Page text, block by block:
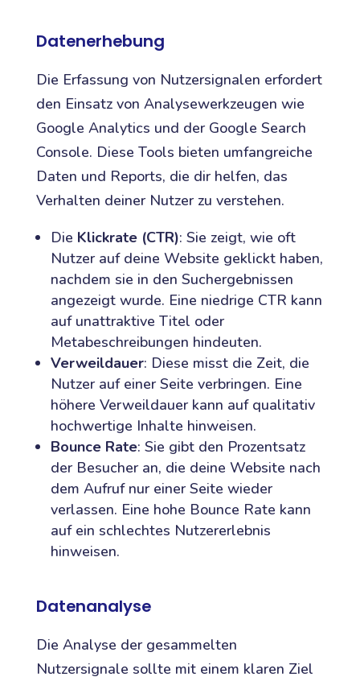
Datenerhebung
Die Erfassung von Nutzersignalen erfordert
den Einsatz von Analysewerkzeugen wie
Google Analytics und der Google Search
Console. Diese Tools bieten umfangreiche
Daten und Reports, die dir helfen, das
Verhalten deiner Nutzer zu verstehen.
Die Klickrate (CTR): Sie zeigt, wie oft
Nutzer auf deine Website geklickt haben,
nachdem sie in den Suchergebnissen
angezeigt wurde. Eine niedrige CTR kann
auf unattraktive Titel oder
Metabeschreibungen hindeuten.
Verweildauer: Diese misst die Zeit, die
Nutzer auf einer Seite verbringen. Eine
höhere Verweildauer kann auf qualitativ
hochwertige Inhalte hinweisen.
Bounce Rate: Sie gibt den Prozentsatz
der Besucher an, die deine Website nach
dem Aufruf nur einer Seite wieder
verlassen. Eine hohe Bounce Rate kann
auf ein schlechtes Nutzererlebnis
hinweisen.
Datenanalyse
Die Analyse der gesammelten
Nutzersignale sollte mit einem klaren Ziel